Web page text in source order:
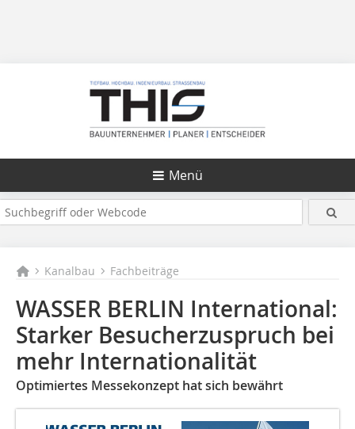
Menü
Kanalbau Fachbeiträge
WASSER BERLIN International:
Starker Besucherzuspruch bei
mehr Internationalität
Optimiertes Messekonzept hat sich bewährt